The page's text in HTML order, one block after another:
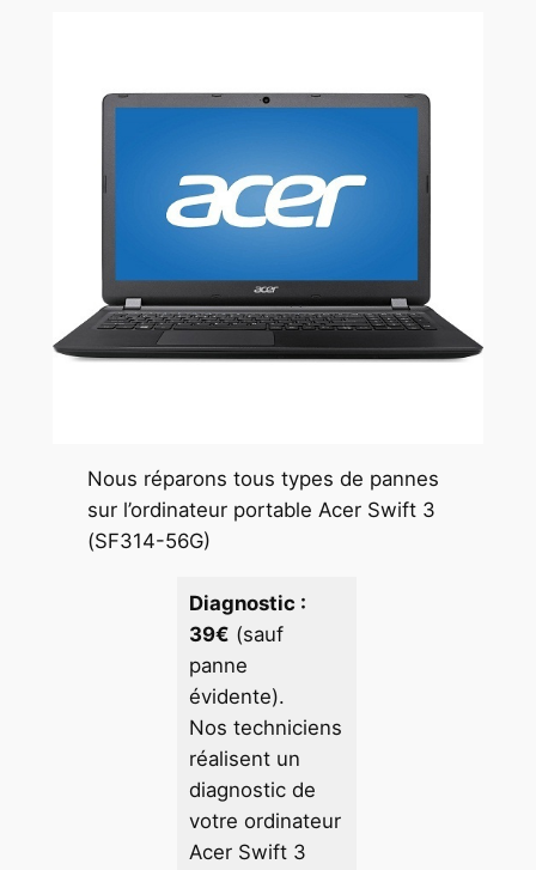
Nous réparons tous types de pannes
sur l’ordinateur portable Acer Swift 3
(SF314-56G)
Diagnostic :
39€ (sauf
panne
évidente).
Nos techniciens
réalisent un
diagnostic de
votre ordinateur
Acer Swift 3